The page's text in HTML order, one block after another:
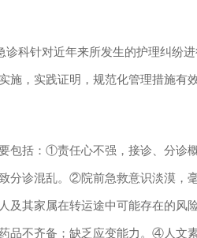
诊科针对近年来所发生的护理纠纷
施，实践证明，规范化管理措施有
包括：①责任心不强，接诊、分诊
分诊混乱。②院前急救意识淡漠，
及其家属在转运途中可能存在的
品不齐备；缺乏应变能力。④人文